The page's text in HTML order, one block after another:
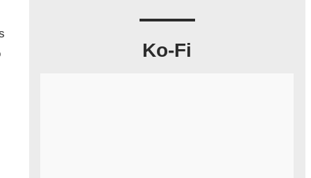
Ko-Fi